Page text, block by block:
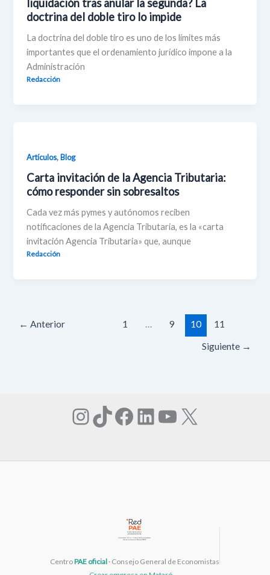
liquidación tras anular la segunda? La
doctrina del doble tiro lo impide
La doctrina del doble tiro es uno de los límites más
importantes que el ordenamiento jurídico impone a la
Administración
Redacción
Artículos,Blog
Carta invitación de la Agencia Tributaria:
cómo responder sin sobresaltos
Cada vez más pymes y autónomos reciben
notificaciones de la Agencia Tributaria, es la «carta
invitación Agencia Tributaria» que, aunque
Redacción
← Anterior 1 … 9 10 11
Siguiente →
Instagram
TikTok
Facebook
LinkedIn
YouTube
X
CentroPAE oficial · Consejo General de Economistas